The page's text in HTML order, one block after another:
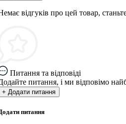
відгуків про цей товар,
Питання та відповіді
питання, і ми відповімо
+ Додати питання
питання